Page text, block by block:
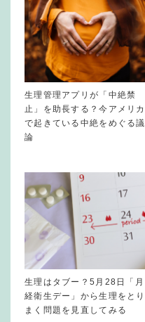
生理管理アプリが「中絶禁
止」を助長する？今アメリカ
で起きている中絶をめぐる議
論
生理はタブー？5月28日「月
経衛生デー」から生理をとり
まく問題を見直してみる